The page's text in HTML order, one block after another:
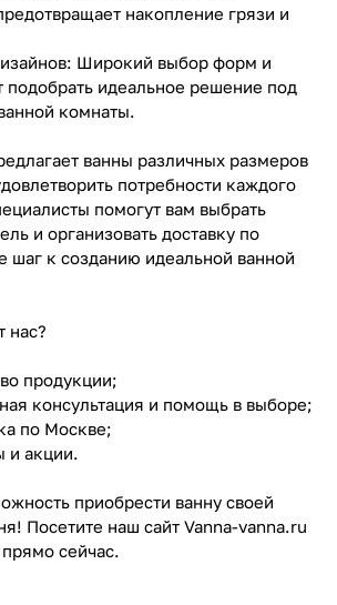
накопление грязи и
Широкий выбор форм и
подобрать идеальное решение под
комнаты.
ванны различных размеров
потребности каждого
помогут вам выбрать
и организовать доставку по
шаг к созданию идеальной ванной
нас?
продукции;
консультация и помощь в выборе;
по Москве;
и акции.
приобрести ванну своей
Посетите наш сайт Vanna-vanna.ru
сейчас.